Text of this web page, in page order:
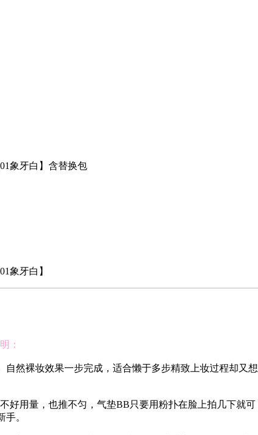
象牙白】含替换包
象牙白】
：
自然裸妆效果一步完成，适合懒于多步精致上妆过程却又想
好用量，也推不匀，气垫BB只要用粉扑在脸上拍几下就可
。